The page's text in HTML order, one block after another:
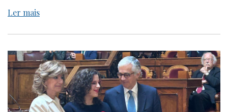
Ler mais